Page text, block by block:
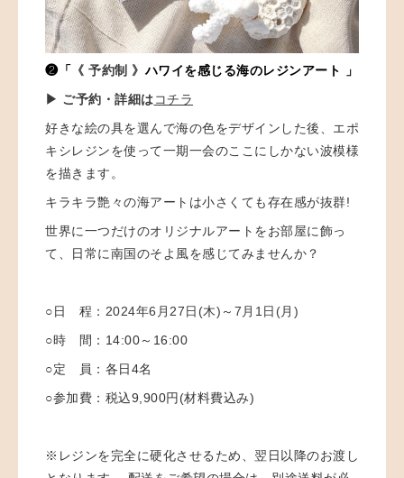
❷「 《 予約制 》ハワイを感じる海のレジンアート 」
▶ ご予約・詳細はコチラ
好きな絵の具を選んで海の色をデザインした後、エポ
キシレジンを使って一期一会のここにしかない波模様
を描きます。
キラキラ艶々の海アートは小さくても存在感が抜群!
世界に一つだけのオリジナルアートをお部屋に飾っ
て、日常に南国のそよ風を感じてみませんか？
○日 程： 2024年6月27日(木)～7月1日(月)
○時 間： 14:00～16:00
○定 員： 各日4名
○参加費： 税込9,900円(材料費込み)
※レジンを完全に硬化させるため、翌日以降のお渡し